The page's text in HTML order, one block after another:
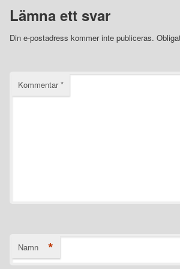
Lämna ett svar
Din e-postadress kommer inte publiceras.
Kommentar*
Namn *